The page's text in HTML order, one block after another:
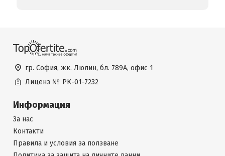
гр. София, жк. Люлин, бл. 789А, офис 1
Лиценз № РК-01-7232
Информация
За нас
Контакти
Правила и условия за ползване